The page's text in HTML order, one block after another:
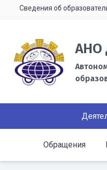
Сведения об
АНО
Обращения